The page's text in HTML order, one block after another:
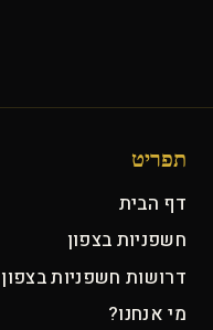
תפריט
דף הבית
חשפניות בצפון
דרושות חשפניות בצפון
מי אנחנו?